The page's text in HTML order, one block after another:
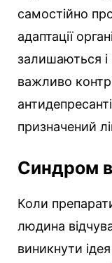
самостійно
адаптації
залишаються
важливо
призначений
Синдром
Коли
людина
виникнути